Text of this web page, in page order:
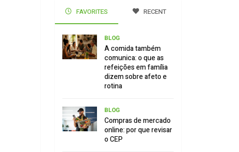
FAVORITES RECENT
BLOG
A comida também
comunica: o que as
refeições em família
dizem sobre afeto e
rotina
BLOG
Compras de mercado
online: por que revisar
o CEP